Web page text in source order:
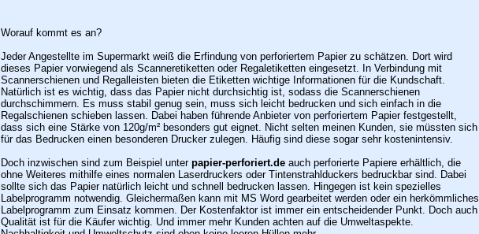
Worauf kommt es an?
Jeder Angestellte im Supermarkt weiß die Erfindung von perforiertem Papier zu schätzen. Dort wird
dieses Papier vorwiegend als Scanneretiketten oder Regaletiketten eingesetzt. In Verbindung mit
Scannerschienen und Regalleisten bieten die Etiketten wichtige Informationen für die Kundschaft.
Natürlich ist es wichtig, dass das Papier nicht durchsichtig ist, sodass die Scannerschienen
durchschimmern. Es muss stabil genug sein, muss sich leicht bedrucken und sich einfach in die
Regalschienen schieben lassen. Dabei haben führende Anbieter von perforiertem Papier festgestellt,
dass sich eine Stärke von 120g/m² besonders gut eignet. Nicht selten meinen Kunden, sie müssten sich
für das Bedrucken einen besonderen Drucker zulegen. Häufig sind diese sogar sehr kostenintensiv.
Doch inzwischen sind zum Beispiel unter papier-perforiert.deauch perforierte Papiere erhältlich, die
ohne Weiteres mithilfe eines normalen Laserdruckers oder Tintenstrahlduckers bedruckbar sind. Dabei
sollte sich das Papier natürlich leicht und schnell bedrucken lassen. Hingegen ist kein spezielles
Labelprogramm notwendig. Gleichermaßen kann mit MS Word gearbeitet werden oder ein herkömmliches
Labelprogramm zum Einsatz kommen. Der Kostenfaktor ist immer ein entscheidender Punkt. Doch auch
Qualität ist für die Käufer wichtig. Und immer mehr Kunden achten auf die Umweltaspekte.